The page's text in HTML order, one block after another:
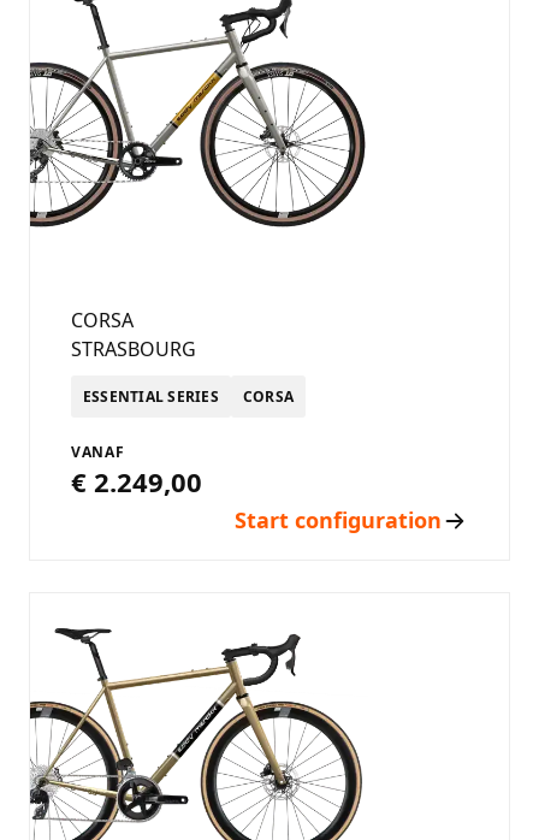
CORSA
STRASBOURG
ESSENTIAL SERIES CORSA
VANAF
€ 2.249,00
Start configuration